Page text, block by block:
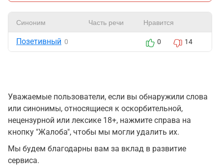
Синоним Часть речи Нравится
Позетивный 0 0 14
Уважаемые пользователи, если вы обнаружили слова
или синонимы, относящиеся к оскорбительной,
нецензурной или лексике 18+, нажмите справа на
кнопку "Жалоба", чтобы мы могли удалить их.
Мы будем благодарны вам за вклад в развитие
сервиса.